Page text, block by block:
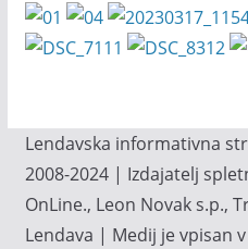
Lendavska informativna
2008-2024 | Izdajatelj
OnLine., Leon Novak s.p.,
Lendava | Medij je vpisan